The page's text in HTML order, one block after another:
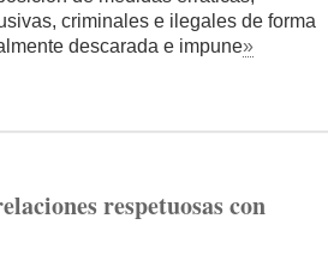
criminales e ilegales de forma
descarada e impune»
respetuosas con